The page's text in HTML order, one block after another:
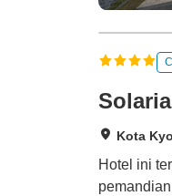
Kota
Hotel ini